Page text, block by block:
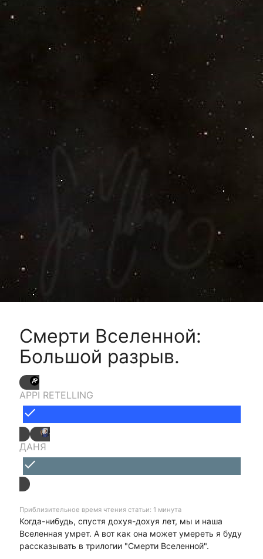
Смерти Вселенной:
Большой разрыв.
APPI RETELLING
done
ДАНЯ
done
Приблизительное время чтения статьи: 1 минута
Когда-нибудь, спустя дохуя-дохуя лет, мы и наша
Вселенная умрет. А вот как она может умереть я буду
рассказывать в трилогии "Смерти Вселенной".